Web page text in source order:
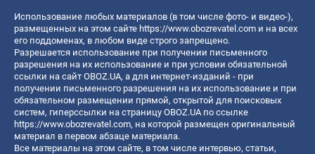
Использование любых материалов (в том числе фото- и видео-),
размещенных на этом сайте https://www.obozrevatel.com и на всех
его поддоменах, в любом виде строго запрещено.
Разрешается использование при получении письменного
разрешения на их использование и при условии обязательной
ссылки на сайт OBOZ.UA, а для интернет-изданий - при
получении письменного разрешения на их использование и при
обязательном размещении прямой, открытой для поисковых
систем, гиперссылки на страницу OBOZ.UA по ссылке
https://www.obozrevatel.com, на которой размещен оригинальный
материал в первом абзаце материала.
Все материалы на этом сайте, в том числе интервью, статьи,